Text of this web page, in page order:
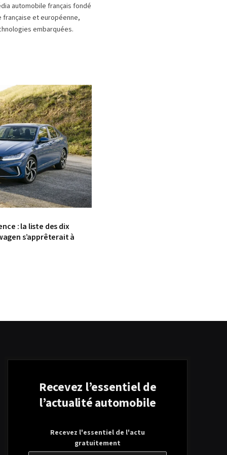
automobile français fondé
française et européenne,
embarquées.
: la liste des dix
s’apprêterait à
Recevez l’essentiel de
l’actualité automobile
Recevez l'essentiel de l'actu
gratuitement